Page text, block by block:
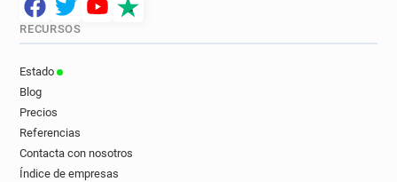
c**********@manchester.gov.uk
h******@manchester.gov.uk
m***********@manchester.gov.uk
e********@manchester.gov.uk
l**********@manchester.gov.uk
e********@manchester.gov.uk
RECURSOS
Estado
Blog
Precios
Referencias
Contacta con nosotros
Índice de empresas